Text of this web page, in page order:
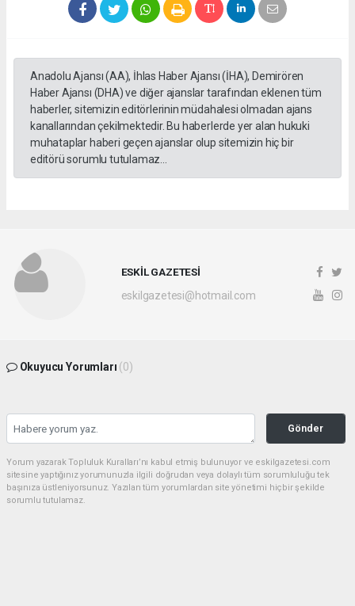
Anadolu Ajansı (AA), İhlas Haber Ajansı (İHA), Demirören
Haber Ajansı (DHA) ve diğer ajanslar tarafından eklenen tüm
haberler, sitemizin editörlerinin müdahalesi olmadan ajans
kanallarından çekilmektedir. Bu haberlerde yer alan hukuki
muhataplar haberi geçen ajanslar olup sitemizin hiç bir
editörü sorumlu tutulamaz...
ESKİL GAZETESİ
eskilgazetesi@hotmail.com
Okuyucu Yorumları (0)
Gönder
Yorum yazarak Topluluk Kuralları’nı kabul etmiş bulunuyor ve eskilgazetesi.com
sitesine yaptığınız yorumunuzla ilgili doğrudan veya dolaylı tüm sorumluluğu tek
başınıza üstleniyorsunuz. Yazılan tüm yorumlardan site yönetimi hiçbir şekilde
sorumlu tutulamaz.